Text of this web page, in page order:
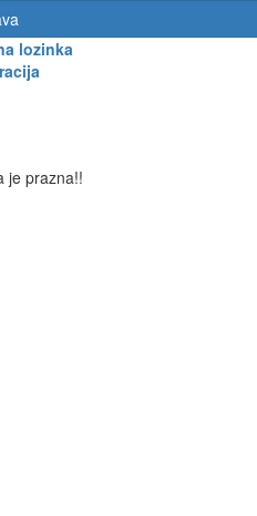
lozinka
je prazna!!